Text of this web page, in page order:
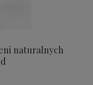
naturalnych